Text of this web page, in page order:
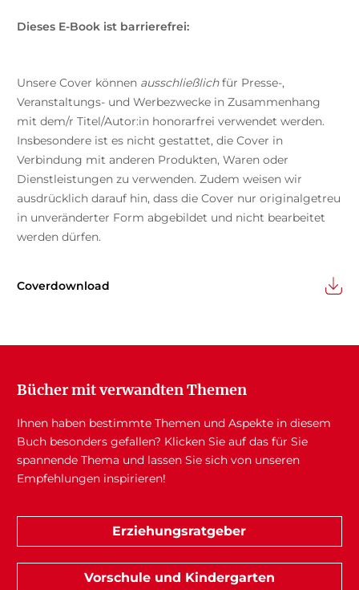
Dieses E-Book ist barrierefrei:
Unsere Cover können ausschließlichfür Presse-,
Veranstaltungs- und Werbezwecke in Zusammenhang
mit dem/r Titel/Autor:in honorarfrei verwendet werden.
Insbesondere ist es nicht gestattet, die Cover in
Verbindung mit anderen Produkten, Waren oder
Dienstleistungen zu verwenden. Zudem weisen wir
ausdrücklich darauf hin, dass die Cover nur originalgetreu
in unveränderter Form abgebildet und nicht bearbeitet
werden dürfen.
Coverdownload
Bücher mit verwandten Themen
Ihnen haben bestimmte Themen und Aspekte in diesem
Buch besonders gefallen? Klicken Sie auf das für Sie
spannende Thema und lassen Sie sich von unseren
Empfehlungen inspirieren!
Erziehungsratgeber
Vorschule und Kindergarten